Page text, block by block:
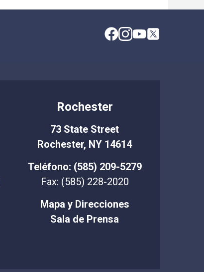
de nuevo.
Rochester
73 State Street
Rochester, NY 14614
Teléfono: (585) 209-5279
Fax: (585) 228-2020
Mapa y Direcciones
Sala de Prensa